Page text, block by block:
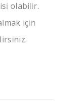
olabilir.
için